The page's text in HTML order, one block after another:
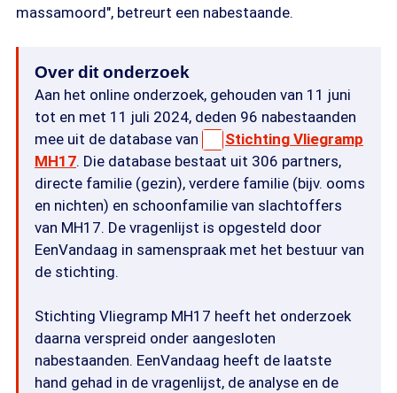
massamoord", betreurt een nabestaande.
Over dit onderzoek
Aan het online onderzoek, gehouden van 11 juni
tot en met 11 juli 2024, deden 96 nabestaanden
mee uit de database van
Stichting Vliegramp
MH17. Die database bestaat uit 306 partners,
directe familie (gezin), verdere familie (bijv. ooms
en nichten) en schoonfamilie van slachtoffers
van MH17. De vragenlijst is opgesteld door
EenVandaag in samenspraak met het bestuur van
de stichting.
Stichting Vliegramp MH17 heeft het onderzoek
daarna verspreid onder aangesloten
nabestaanden. EenVandaag heeft de laatste
hand gehad in de vragenlijst, de analyse en de